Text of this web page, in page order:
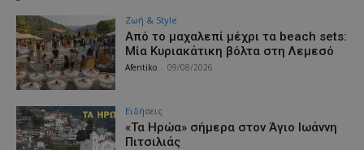
Ζωή & Style
Από το μαχαλεπί μέχρι τα beach sets:
Μία Κυριακάτικη βόλτα στη Λεμεσό
Afentiko 09/08/2026
Ειδήσεις
«Τα Ηρώα» σήμερα στον Άγιο Ιωάννη
Πιτσιλιάς